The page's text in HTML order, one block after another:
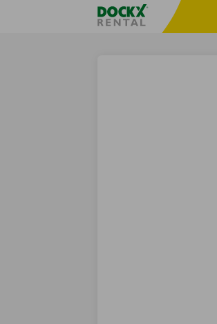
Taalselectie overslaanFratello DEMO